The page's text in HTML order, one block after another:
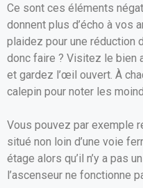
Ce sont ces éléments
donnent plus d’écho à vos
plaidez pour une réduction
donc faire ? Visitez le bien
et gardez l’œil ouvert. À
calepin pour noter les
Vous pouvez par exemple
situé non loin d’une voie
étage alors qu’il n’y a pas
l’ascenseur ne fonctionne